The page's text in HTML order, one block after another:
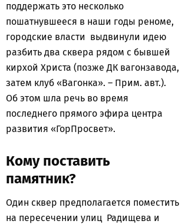
поддержать это несколько
пошатнувшееся в наши годы реноме,
городские власти выдвинули идею
разбить два сквера рядом с бывшей
кирхой Христа (позже ДК вагонзавода,
затем клуб «Вагонка». – Прим. авт.).
Об этом шла речь во время
последнего прямого эфира центра
развития «ГорПросвет».
Кому поставить
памятник?
Один сквер предполагается поместить
на пересечении улиц Радищева и